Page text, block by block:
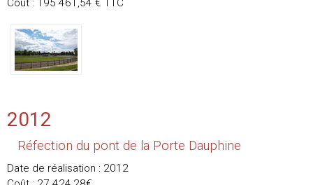
Coût : 195 461,54 € TTC
2012
Réfection du pont de la Porte Dauphine
Date de réalisation : 2012